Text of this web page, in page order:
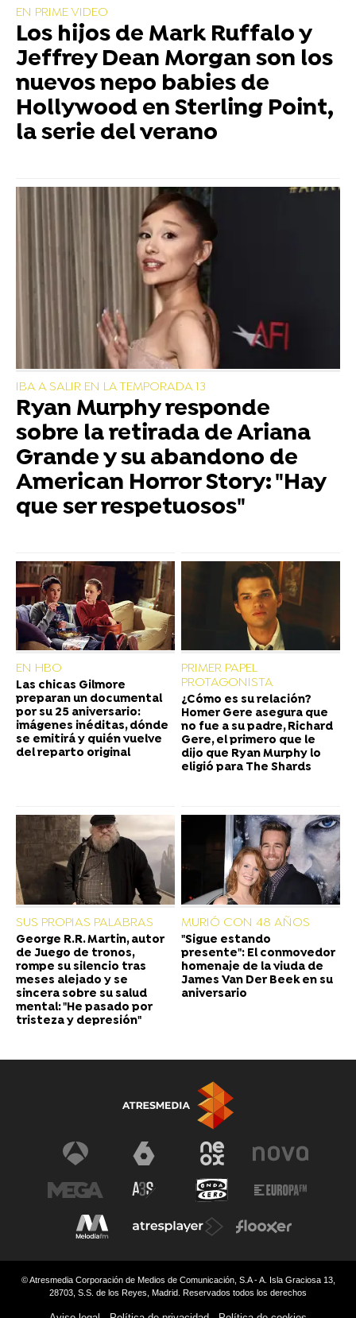
EN PRIME VIDEO
Los hijos de Mark Ruffalo y
Jeffrey Dean Morgan son los
nuevos nepo babies de
Hollywood en Sterling Point,
la serie del verano
IBA A SALIR EN LA TEMPORADA 13
Ryan Murphy responde
sobre la retirada de Ariana
Grande y su abandono de
American Horror Story: "Hay
que ser respetuosos"
EN HBO
Las chicas Gilmore
preparan un documental
por su 25 aniversario:
imágenes inéditas, dónde
se emitirá y quién vuelve
del reparto original
PRIMER PAPEL
PROTAGONISTA
¿Cómo es su relación?
Homer Gere asegura que
no fue a su padre, Richard
Gere, el primero que le
dijo que Ryan Murphy lo
eligió para The Shards
SUS PROPIAS PALABRAS
George R.R. Martin, autor
de Juego de tronos,
rompe su silencio tras
meses alejado y se
sincera sobre su salud
mental: "He pasado por
tristeza y depresión"
MURIÓ CON 48 AÑOS
"Sigue estando
presente": El conmovedor
homenaje de la viuda de
James Van Der Beek en su
aniversario
© Atresmedia Corporación de Medios de Comunicación, S.A - A. Isla Graciosa 13,
28703, S.S. de los Reyes, Madrid. Reservados todos los derechos